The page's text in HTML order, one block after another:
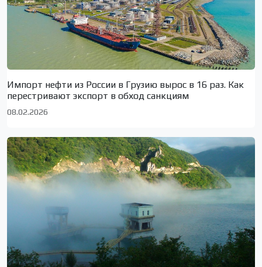
Импорт нефти из России в Грузию вырос в 16 раз. Как
перестривают экспорт в обход санкциям
08.02.2026